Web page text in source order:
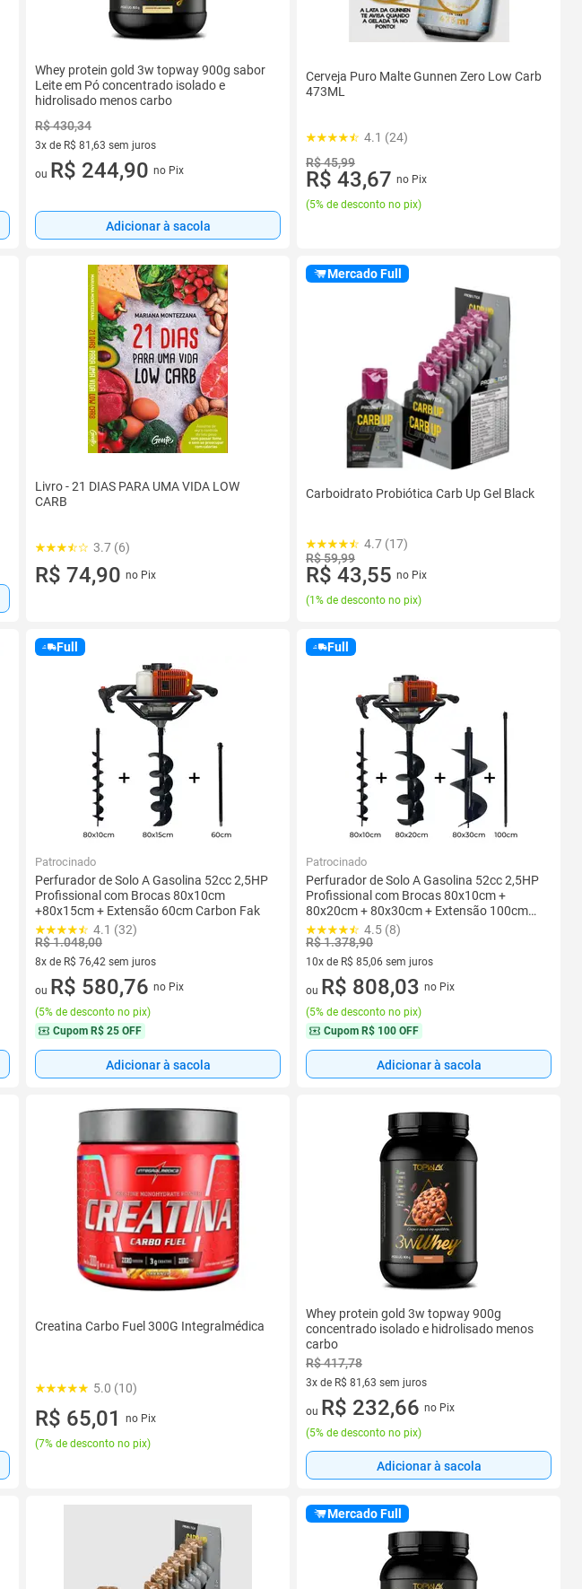
Whey protein gold 3w topway 900g sabor
Leite em Pó concentrado isolado e
hidrolisado menos carbo
R$ 430,34
3x de R$ 81,63 sem juros
3 vez de R$ 81,63 sem juros
ou R$ 244,90 no Pix
Adicionar à sacola
Cerveja Puro Malte Gunnen Zero Low Carb
473ML
4.1 (24)
R$ 45,99
R$ 43,67 no Pix
(5% de desconto no pix)
Livro - 21 DIAS PARA UMA VIDA LOW
CARB
3.7 (6)
R$ 74,90 no Pix
Mercado Full
Carboidrato Probiótica Carb Up Gel Black
4.7 (17)
R$ 59,99
R$ 43,55 no Pix
(1% de desconto no pix)
Full
Patrocinado
Perfurador de Solo A Gasolina 52cc 2,5HP
Profissional com Brocas 80x10cm
+80x15cm + Extensão 60cm Carbon Fak
4.1 (32)
R$ 1.048,00
8x de R$ 76,42 sem juros
8 vez de R$ 76,42 sem juros
ou R$ 580,76 no Pix
(5% de desconto no pix)
Cupom R$ 25 OFF
Adicionar à sacola
Full
Patrocinado
Perfurador de Solo A Gasolina 52cc 2,5HP
Profissional com Brocas 80x10cm +
80x20cm + 80x30cm + Extensão 100cm
Carbon Fak4.5 (8)
R$ 1.378,90
10x de R$ 85,06 sem juros
10 vez de R$ 85,06 sem juros
ou R$ 808,03 no Pix
(5% de desconto no pix)
Cupom R$ 100 OFF
Adicionar à sacola
Creatina Carbo Fuel 300G Integralmédica
5.0 (10)
R$ 65,01
no Pix
(7% de desconto no pix)
Whey protein gold 3w topway 900g
concentrado isolado e hidrolisado menos
carbo
R$ 417,78
3x de R$ 81,63 sem juros
3 vez de R$ 81,63 sem juros
ou R$ 232,66 no Pix
(5% de desconto no pix)
Adicionar à sacola
Mercado Full